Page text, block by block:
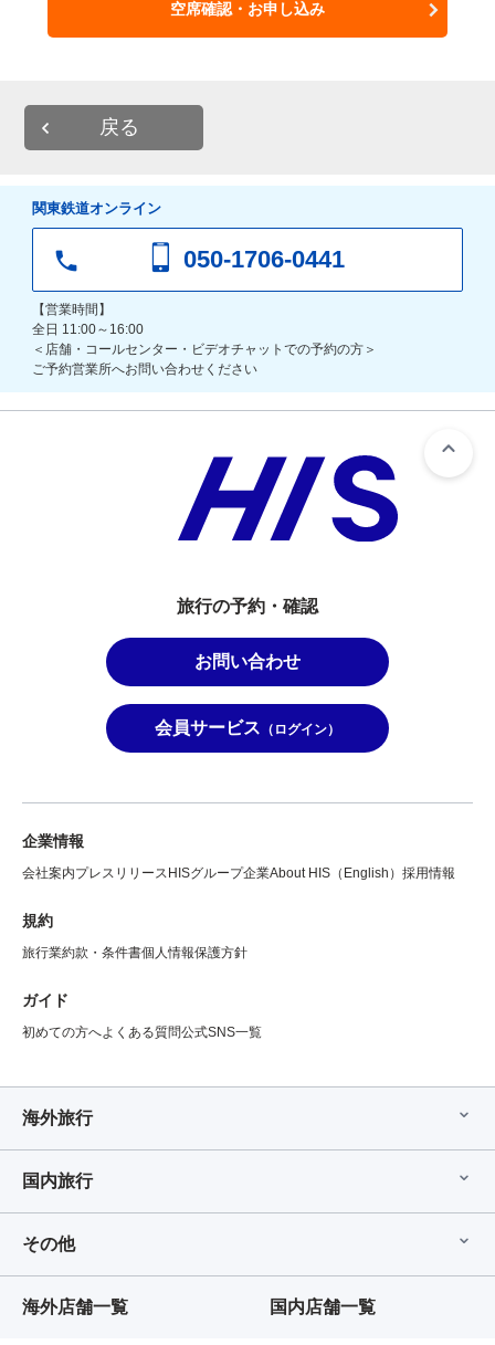
空席確認・お申し込み
戻る
関東鉄道オンライン
050-1706-0441
【営業時間】
全日 11:00～16:00
＜店舗・コールセンター・ビデオチャットでの予約の方＞
ご予約営業所へお問い合わせください
旅行の予約・確認
お問い合わせ
会員サービス （ログイン）
企業情報
会社案内プレスリリース HISグループ企業About HIS（English） 採用情報
規約
旅行業約款・条件書個人情報保護方針
ガイド
初めての方へよくある質問公式SNS一覧
海外旅行
国内旅行
その他
海外店舗一覧 国内店舗一覧